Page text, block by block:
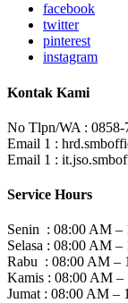
facebook
twitter
pinterest
instagram
Kontak Kami
No Tlpn/WA : 0858-
Email 1 :
Email 1 :
Service Hours
Senin : 08:00 AM –
Selasa : 08:00 AM –
Rabu : 08:00 AM –
Kamis : 08:00 AM –
Jumat : 08:00 AM –